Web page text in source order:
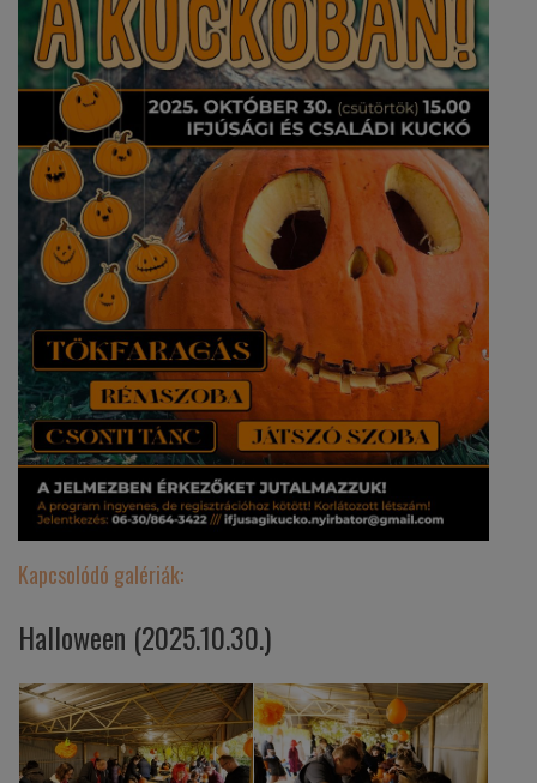
Kapcsolódó galériák:
Halloween (2025.10.30.)